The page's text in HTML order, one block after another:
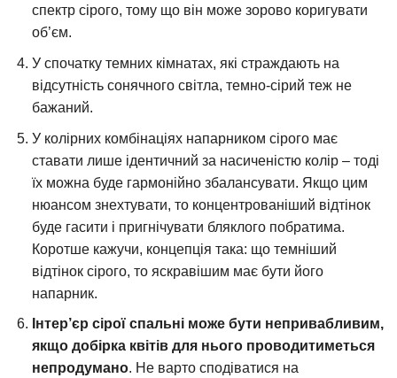
спектр сірого, тому що він може зорово коригувати
об’єм.
У спочатку темних кімнатах, які страждають на
відсутність сонячного світла, темно-сірий теж не
бажаний.
У колірних комбінаціях напарником сірого має
ставати лише ідентичний за насиченістю колір – тоді
їх можна буде гармонійно збалансувати. Якщо цим
нюансом знехтувати, то концентрованіший відтінок
буде гасити і пригнічувати бляклого побратима.
Коротше кажучи, концепція така: що темніший
відтінок сірого, то яскравішим має бути його
напарник.
Інтер’єр сірої спальні може бути непривабливим,
якщо добірка квітів для нього проводитиметься
непродумано. Не варто сподіватися на